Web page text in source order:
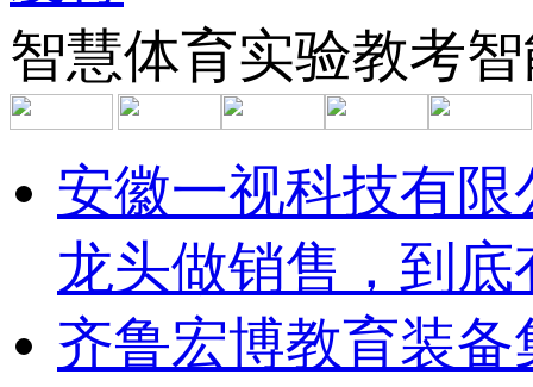
智慧体育实验教考
安徽一视科技有限
龙头做销售，到底
齐鲁宏博教育装